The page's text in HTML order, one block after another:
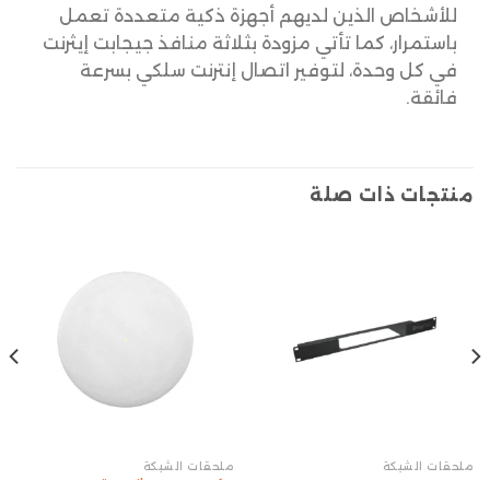
للأشخاص الذين لديهم أجهزة ذكية متعددة تعمل
باستمرار، كما تأتي مزودة بثلاثة منافذ جيجابت إيثرنت
في كل وحدة، لتوفير اتصال إنترنت سلكي بسرعة
فائقة.
منتجات ذات صلة
ملحقات الشبكة ملحقات الشبكة